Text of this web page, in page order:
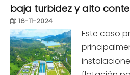
baja turbidez y alto
16-11-2024
Este caso